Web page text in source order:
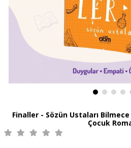
Finaller - Sözün Ustaları
Çocuk